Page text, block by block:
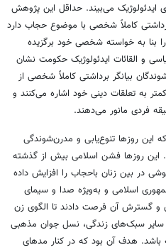
ایدئولوژیک می‌بیند. حداقل این پژوهش
کاملاً شخصی با موضوع حجاب دارد
بنا به خواسته شخصی خود برگزیده
و القائات ایدئولوژیک حکومت نشان
بیانگر برداشتی کاملاً شخصی از
به تعلقات دینی خود اشاره می‌کنند و
فردی مانور می‌دهند.
روزها تنوع‌یابی و مدرن‌شوندگی
روزها فشن اسلامی بیش از گذشته
در بین زنان باحجاب را افزایش داده
اسلامی و به‌ویژه صدا و سیمای
و گسترش آن فرصت دادند تا الگوی زن
سبک‌های زندگی، نسل جوان مذهبی
هدف آن بود که در کنار مدهای